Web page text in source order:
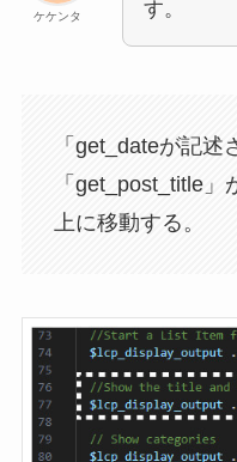
ケケンタ す。
「get_dateが記述
「get_post_title
上に移動する。